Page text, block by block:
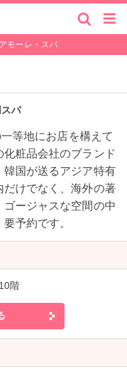
アモーレ・スパ
パ
等地にお店を構えて
粧品会社のブランド
国が送るアジア特有
けでなく、海外の著
ージャスな空間の中
予約です。
階